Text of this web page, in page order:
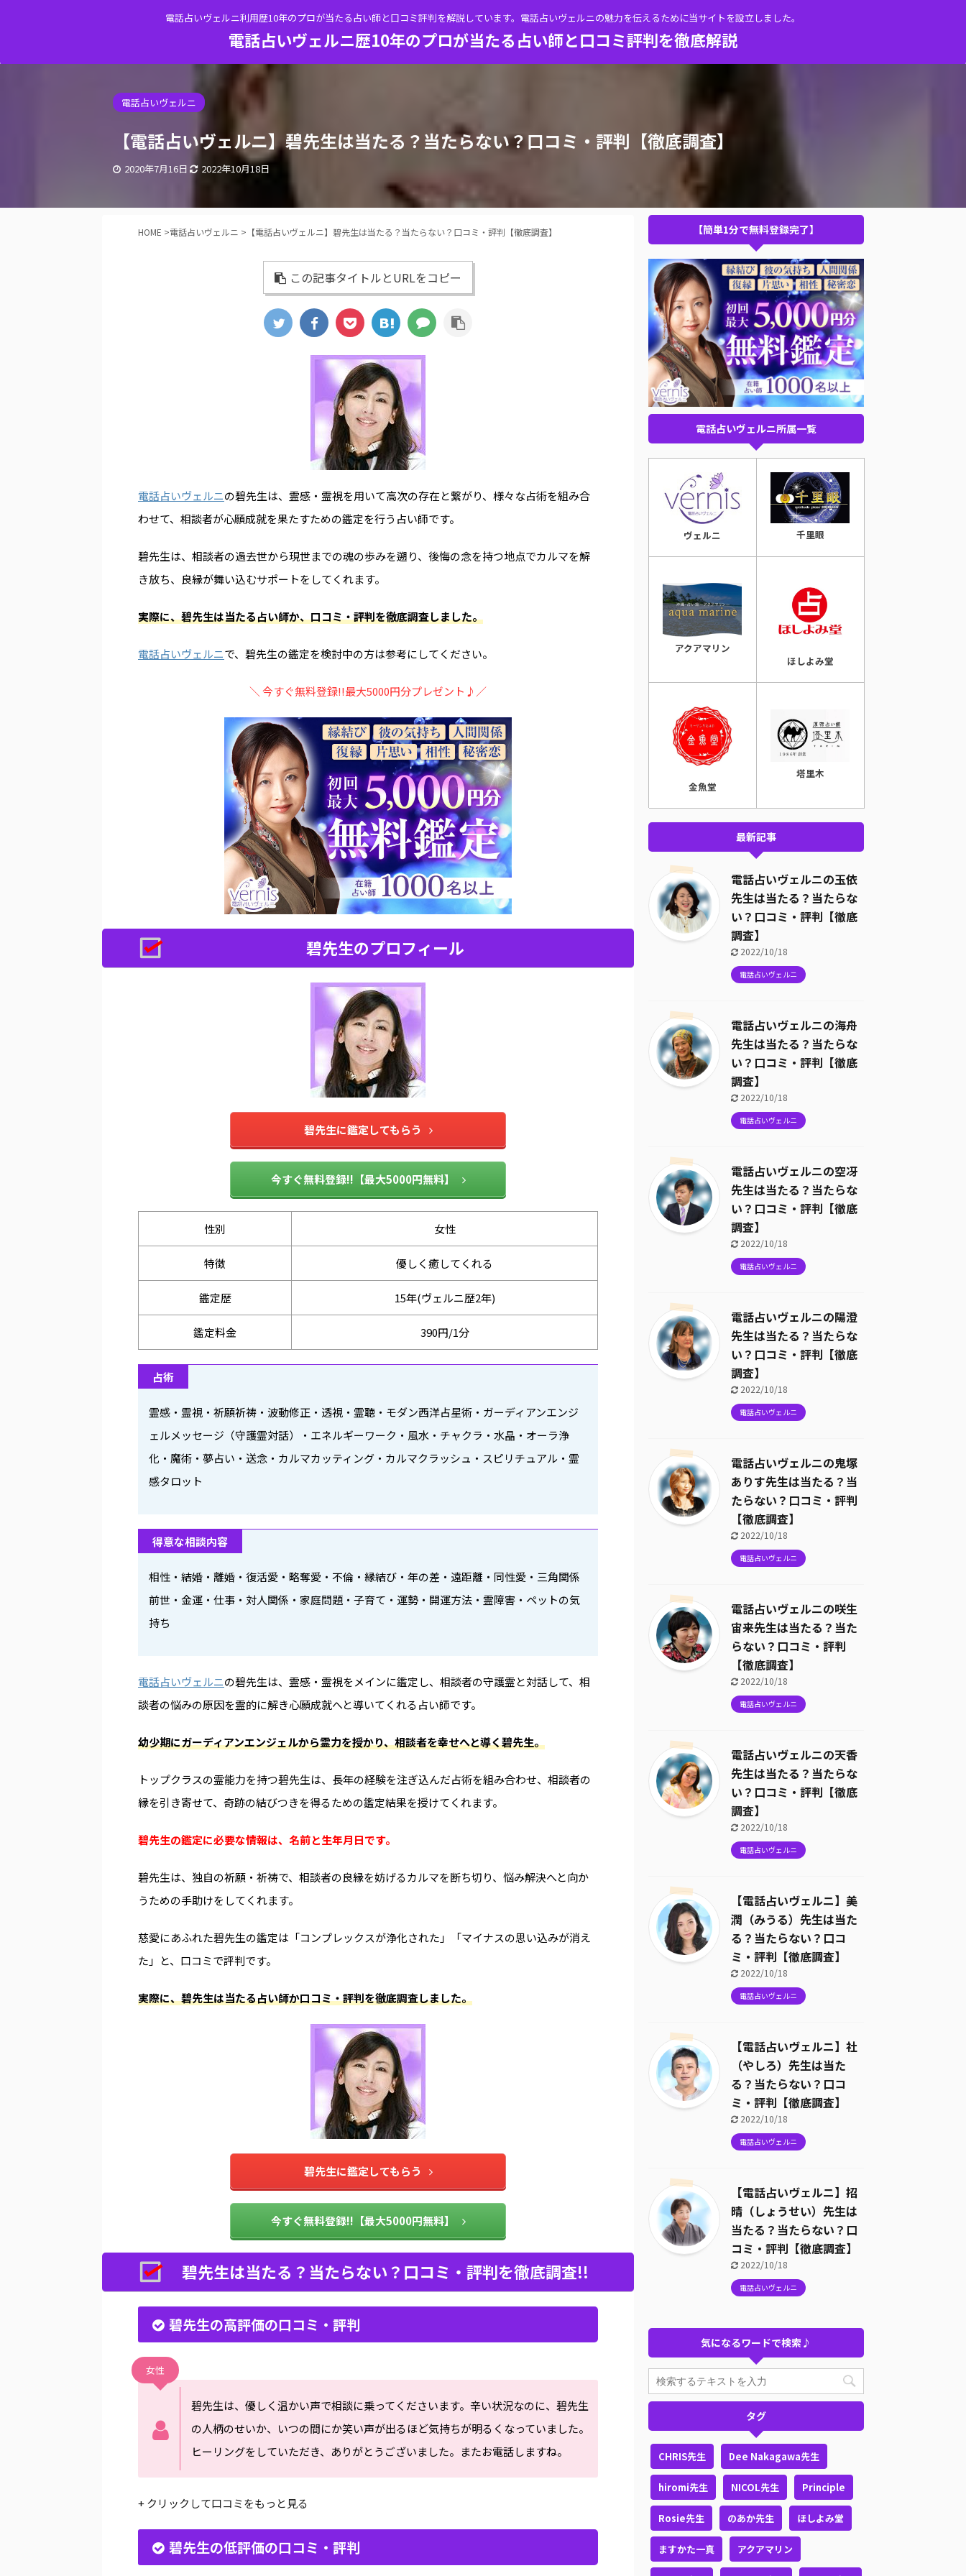
電話占いヴェルニ利用歴10年のプロが当たる占い師と口コミ評判を解説しています。電話占いヴェルニの魅力を伝えるために当サイトを設立しました。
電話占いヴェルニ歴10年のプロが当たる占い師と口コミ評判を徹底解説
電話占いヴェルニ
【電話占いヴェルニ】碧先生は当たる？当たらない？口コミ・評判【徹底調査】
2020年7月16日 2022年10月18日
HOME >電話占いヴェルニ > 【電話占いヴェルニ】碧先生は当たる？当たらない？口コミ・評判【徹底調査】
この記事タイトルとURLをコピー
電話占いヴェルニの碧先生は、霊感・霊視を用いて高次の存在と繋がり、様々な占術を組み合
わせて、相談者が心願成就を果たすための鑑定を行う占い師です。
碧先生は、相談者の過去世から現世までの魂の歩みを遡り、後悔の念を持つ地点でカルマを解
き放ち、良縁が舞い込むサポートをしてくれます。
実際に、碧先生は当たる占い師か、口コミ・評判を徹底調査しました。
電話占いヴェルニで、碧先生の鑑定を検討中の方は参考にしてください。
＼ 今すぐ無料登録!!最大5000円分プレゼント♪／
碧先生のプロフィール
碧先生に鑑定してもらう
今すぐ無料登録!!【最大5000円無料】
性別 女性
特徴 優しく癒してくれる
鑑定歴 15年(ヴェルニ歴2年)
鑑定料金 390円/1分
占術
霊感・霊視・祈願祈祷・波動修正・透視・霊聴・モダン西洋占星術・ガーディアンエンジ
ェルメッセージ（守護霊対話）・エネルギーワーク・風水・チャクラ・水晶・オーラ浄
化・魔術・夢占い・送念・カルマカッティング・カルマクラッシュ・スピリチュアル・霊
感タロット
得意な相談内容
相性・結婚・離婚・復活愛・略奪愛・不倫・縁結び・年の差・遠距離・同性愛・三角関係
前世・金運・仕事・対人関係・家庭問題・子育て・運勢・開運方法・霊障害・ペットの気
持ち
電話占いヴェルニの碧先生は、霊感・霊視をメインに鑑定し、相談者の守護霊と対話して、相
談者の悩みの原因を霊的に解き心願成就へと導いてくれる占い師です。
幼少期にガーディアンエンジェルから霊力を授かり、相談者を幸せへと導く碧先生。
トップクラスの霊能力を持つ碧先生は、長年の経験を注ぎ込んだ占術を組み合わせ、相談者の
縁を引き寄せて、奇跡の結びつきを得るための鑑定結果を授けてくれます。
碧先生の鑑定に必要な情報は、名前と生年月日です。
碧先生は、独自の祈願・祈祷で、相談者の良縁を妨げるカルマを断ち切り、悩み解決へと向か
うための手助けをしてくれます。
慈愛にあふれた碧先生の鑑定は「コンプレックスが浄化された」「マイナスの思い込みが消え
た」と、口コミで評判です。
実際に、碧先生は当たる占い師か口コミ・評判を徹底調査しました。
碧先生に鑑定してもらう
今すぐ無料登録!!【最大5000円無料】
碧先生は当たる？当たらない？口コミ・評判を徹底調査!!
碧先生の高評価の口コミ・評判
女性
碧先生は、優しく温かい声で相談に乗ってくださいます。辛い状況なのに、碧先生
の人柄のせいか、いつの間にか笑い声が出るほど気持ちが明るくなっていました。
ヒーリングをしていただき、ありがとうございました。またお電話しますね。
+ クリックして口コミをもっと見る
碧先生の低評価の口コミ・評判
【簡単1分で無料登録完了】
電話占いヴェルニ所属一覧
ヴェルニ 千里眼
アクアマリン
ほしよみ堂
金魚堂
塔里木
最新記事
電話占いヴェルニの玉依
先生は当たる？当たらな
い？口コミ・評判【徹底
調査】
2022/10/18
電話占いヴェルニ
電話占いヴェルニの海舟
先生は当たる？当たらな
い？口コミ・評判【徹底
調査】
2022/10/18
電話占いヴェルニ
電話占いヴェルニの空冴
先生は当たる？当たらな
い？口コミ・評判【徹底
調査】
2022/10/18
電話占いヴェルニ
電話占いヴェルニの陽澄
先生は当たる？当たらな
い？口コミ・評判【徹底
調査】
2022/10/18
電話占いヴェルニ
電話占いヴェルニの鬼塚
ありす先生は当たる？当
たらない？口コミ・評判
【徹底調査】
2022/10/18
電話占いヴェルニ
電話占いヴェルニの咲生
宙来先生は当たる？当た
らない？口コミ・評判
【徹底調査】
2022/10/18
電話占いヴェルニ
電話占いヴェルニの天香
先生は当たる？当たらな
い？口コミ・評判【徹底
調査】
2022/10/18
電話占いヴェルニ
【電話占いヴェルニ】美
潤（みうる）先生は当た
る？当たらない？口コ
ミ・評判【徹底調査】
2022/10/18
電話占いヴェルニ
【電話占いヴェルニ】社
（やしろ）先生は当た
る？当たらない？口コ
ミ・評判【徹底調査】
2022/10/18
電話占いヴェルニ
【電話占いヴェルニ】招
晴（しょうせい）先生は
当たる？当たらない？口
コミ・評判【徹底調査】
2022/10/18
電話占いヴェルニ
気になるワードで検索♪
タグ
CHRIS先生 Dee Nakagawa先生
hiromi先生 NICOL先生 Principle
Rosie先生 のあか先生 ほしよみ堂
ますかた一真 アクアマリン